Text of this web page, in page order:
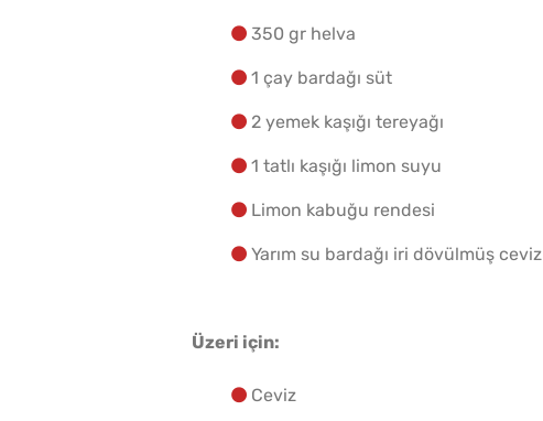
350 gr helva
1 çay bardağı süt
2 yemek kaşığı tereyağı
1 tatlı kaşığı limon suyu
Limon kabuğu rendesi
Yarım su bardağı iri dövülmüş ceviz
Üzeri için:
Ceviz